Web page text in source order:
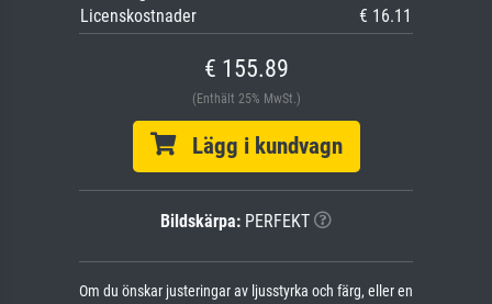
Licenskostnader
€ 16.11
€ 155.89
(Enthält 25% MwSt.)
Lägg i kundvagn
Bildskärpa: PERFEKT
Om du önskar justeringar av ljusstyrka och färg, eller en